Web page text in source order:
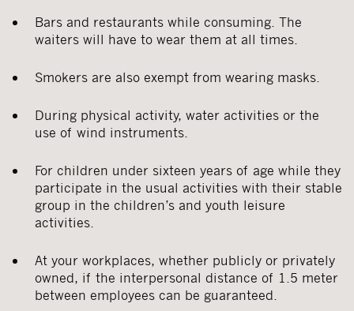
Bars and restaurants while consuming. The
waiters will have to wear them at all times.
Smokers are also exempt from wearing masks.
During physical activity, water activities or the
use of wind instruments.
For children under sixteen years of age while they
participate in the usual activities with their stable
group in the children’s and youth leisure
activities.
At your workplaces, whether publicly or privately
owned, if the interpersonal distance of 1.5 meter
between employees can be guaranteed.